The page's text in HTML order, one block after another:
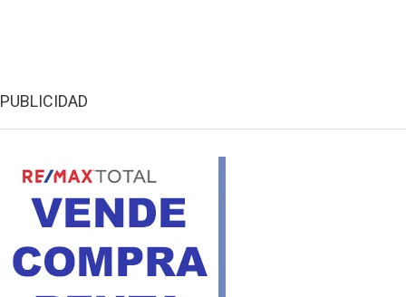
PUBLICIDAD